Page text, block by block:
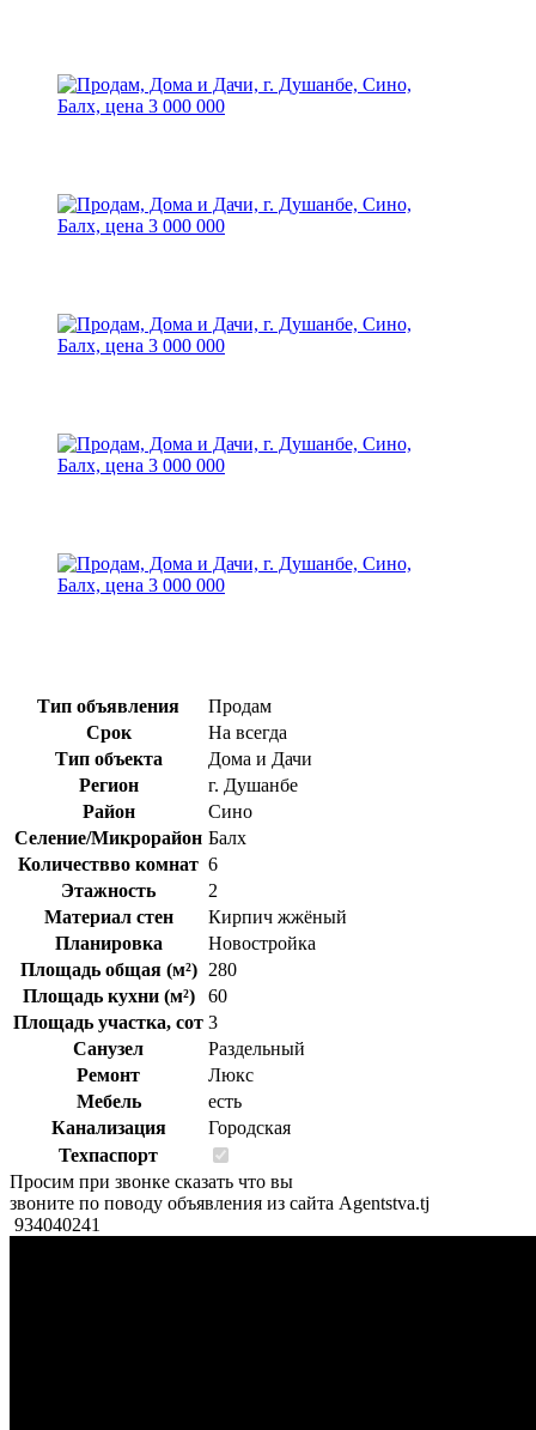
Тип объявления
Продам
Срок
На всегда
Тип объекта
Дома и Дачи
Регион
г. Душанбе
Район
Сино
Селение/Микрорайон Балх
Количествво комнат 6
Этажность
2
Материал стен
Кирпич жжёный
Планировка
Новостройка
Площадь общая (м²)
280
Площадь кухни (м²)
60
Площадь участка, сот 3
Санузел
Раздельный
Ремонт
Люкс
Мебель
есть
Канализация
Городская
Техпаспорт
Просим при звонке сказать что вы
звоните по поводу объявления из сайта Agentstva.tj
934040241